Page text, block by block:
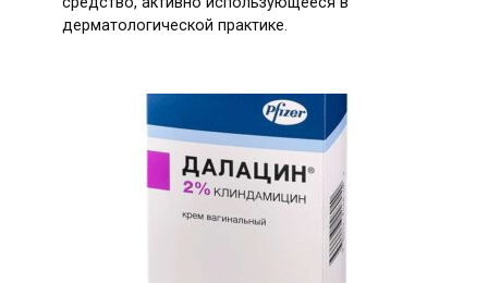
дерматологической практике.